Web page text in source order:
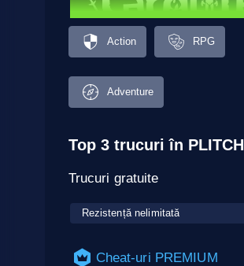
Action RPG
Adventure
Top 3 trucuri în PLITCH
Trucuri gratuite
Rezistență nelimitată
Cheat-uri PREMIUM